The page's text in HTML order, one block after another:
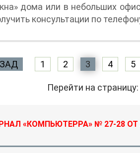
дома или в небольших
консультации по
1 2 3 4 5
Перейти на страницу:
«КОМПЬЮТЕРРА» № 27-28 ОТ